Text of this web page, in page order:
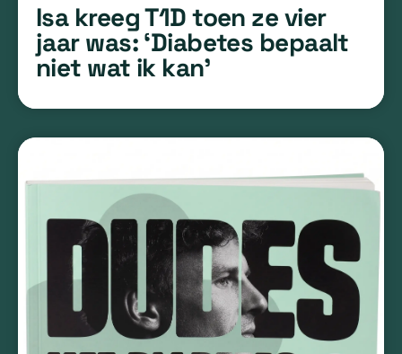
Isa kreeg T1D toen ze vier
jaar was: ‘Diabetes bepaalt
niet wat ik kan’